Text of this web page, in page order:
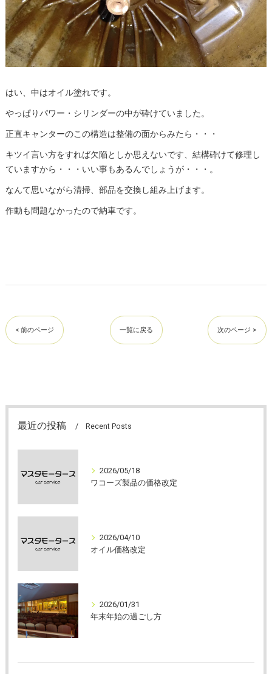
はい、中はオイル塗れです。
やっぱりパワー・シリンダーの中が砕けていました。
正直キャンターのこの構造は整備の面からみたら・・・
キツイ言い方をすれば欠陥としか思えないです、結構砕けて修理し
ていますから・・・いい事もあるんでしょうが・・・。
なんて思いながら清掃、部品を交換し組み上げます。
作動も問題なかったので納車です。
< 前のページ 一覧に戻る 次のページ >
最近の投稿 Recent Posts
2026/05/18
ワコーズ製品の価格改定
2026/04/10
オイル価格改定
2026/01/31
年末年始の過ごし方